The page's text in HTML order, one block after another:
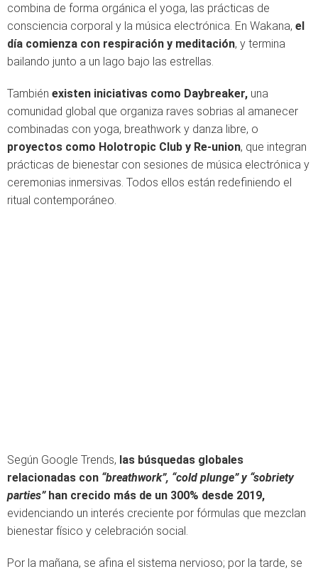
combina de forma orgánica el yoga, las prácticas de
consciencia corporal y la música electrónica. En Wakana, el
día comienza con respiración y meditación, y termina
bailando junto a un lago bajo las estrellas.
También existen iniciativas como Daybreaker, una
comunidad global que organiza raves sobrias al amanecer
combinadas con yoga, breathwork y danza libre, o
proyectos como Holotropic Club y Re-union, que integran
prácticas de bienestar con sesiones de música electrónica y
ceremonias inmersivas. Todos ellos están redefiniendo el
ritual contemporáneo.
Según Google Trends, las búsquedas globales
relacionadas con “breathwork”, “cold plunge” y “sobriety
parties”han crecido más de un 300% desde 2019,
evidenciando un interés creciente por fórmulas que mezclan
bienestar físico y celebración social.
Por la mañana, se afina el sistema nervioso; por la tarde, se